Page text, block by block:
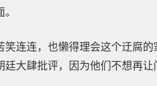
连连，也懒得理会这个迂腐
大肆批评，因为他们不想再让